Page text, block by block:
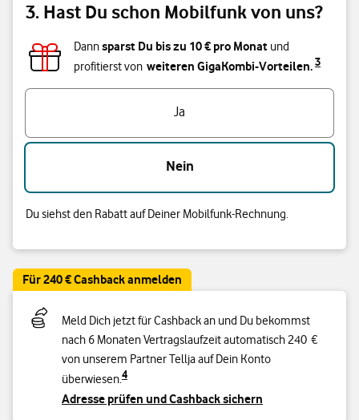
3. Hast Du schon Mobilfunk von uns?
Dannsparst Du bis zu 10€ pro Monat und
profitierst von weiteren GigaKombi-Vorteilen.3
Ja
Nein
Du siehst den Rabatt auf Deiner Mobilfunk-Rechnung.
Für 240 € Cashback anmelden
Meld Dich jetzt für Cashback an und Du bekommst
nach 6 Monaten Vertragslaufzeit automatisch 240 €
von unserem Partner Tellja auf Dein Konto
überwiesen.4
Adresse prüfen und Cashback sichern